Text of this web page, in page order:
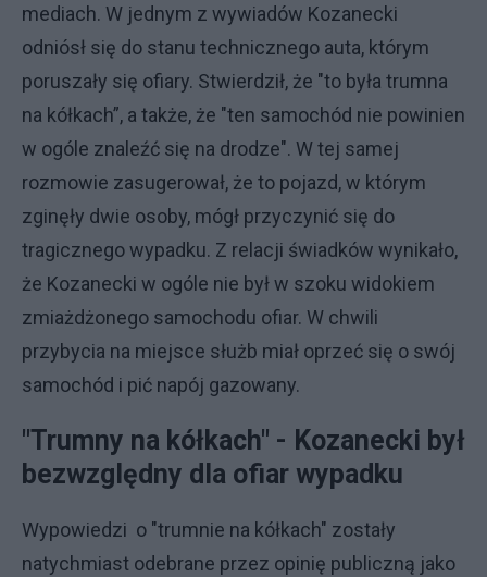
mediach. W jednym z wywiadów Kozanecki
odniósł się do stanu technicznego auta, którym
poruszały się ofiary. Stwierdził, że "to była trumna
na kółkach”, a także, że "ten samochód nie powinien
w ogóle znaleźć się na drodze". W tej samej
rozmowie zasugerował, że to pojazd, w którym
zginęły dwie osoby, mógł przyczynić się do
tragicznego wypadku. Z relacji świadków wynikało,
że Kozanecki w ogóle nie był w szoku widokiem
zmiażdżonego samochodu ofiar. W chwili
przybycia na miejsce służb miał oprzeć się o swój
samochód i pić napój gazowany.
"Trumny na kółkach" - Kozanecki był
bezwzględny dla ofiar wypadku
Wypowiedzi o "trumnie na kółkach" zostały
natychmiast odebrane przez opinię publiczną jako